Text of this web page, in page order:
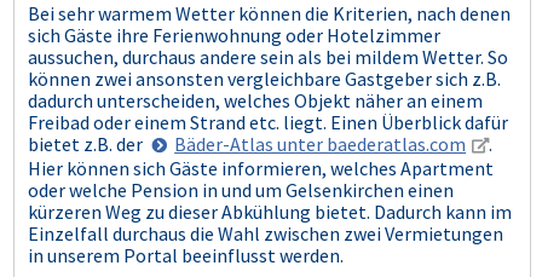
Bei sehr warmem Wetter können die Kriterien, nach denen
sich Gäste ihre Ferienwohnung oder Hotelzimmer
aussuchen, durchaus andere sein als bei mildem Wetter. So
können zwei ansonsten vergleichbare Gastgeber sich z.B.
dadurch unterscheiden, welches Objekt näher an einem
Freibad oder einem Strand etc. liegt. Einen Überblick dafür
bietet z.B. der
Bäder-Atlas unter baederatlas.com
.
Hier können sich Gäste informieren, welches Apartment
oder welche Pension in und um Gelsenkirchen einen
kürzeren Weg zu dieser Abkühlung bietet. Dadurch kann im
Einzelfall durchaus die Wahl zwischen zwei Vermietungen
in unserem Portal beeinflusst werden.